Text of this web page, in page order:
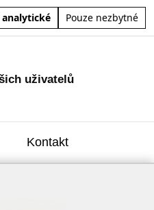
Pouze nezbytné
uživatelů
Kontakt